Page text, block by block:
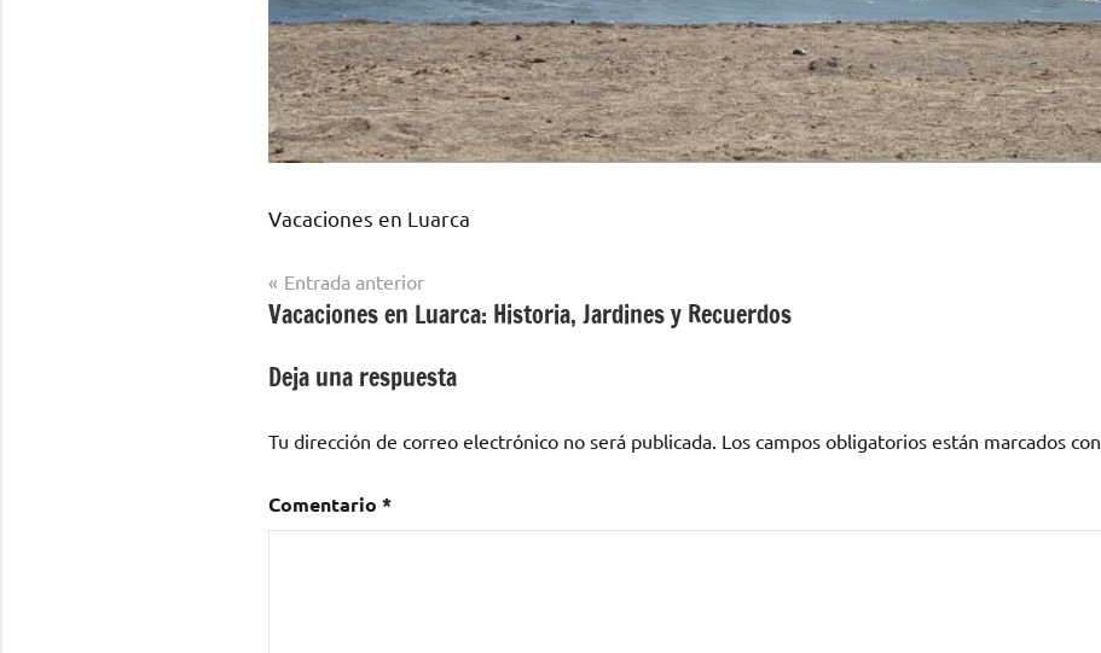
Vacaciones en Luarca
Navegación
de
entradas
Entrada anterior
Vacaciones en Luarca: Historia, Jardines y Recuerdos
Deja una respuesta
Tu dirección de correo electrónico no será publicada. Los campos obligatorios están marcados con
Comentario *